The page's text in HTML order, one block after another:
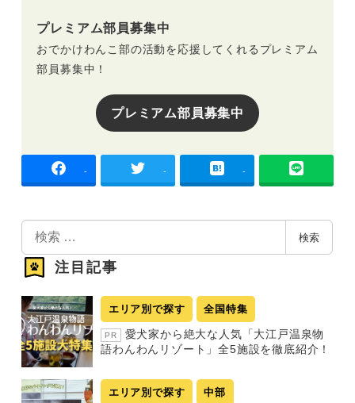
プレミアム部員募集中
おでかけわんこ部の活動を応援してくれるプレミアム
部員募集中！
プレミアム部員募集中
- - -
索
検索
注目記事
エリア別で探す 全国特集
PR
愛犬家から絶大な人気「大江戸温泉物
語わんわんリゾート」全5施設を徹底紹介！
エリア別で探す 中部